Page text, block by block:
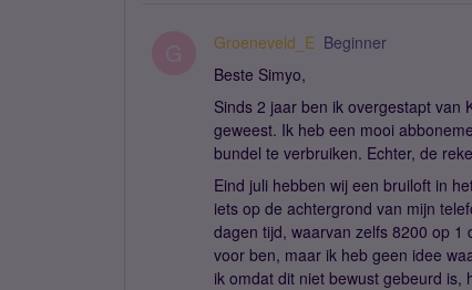
Groeneveld_E Beginner
Beste Simyo,
Sinds 2 jaar ben ik overgestapt van
geweest. Ik heb een mooi
bundel te verbruiken. Echter, de
Eind juli hebben wij een bruiloft in
iets op de achtergrond van mijn
dagen tijd, waarvan zelfs 8200 op
voor ben, maar ik heb geen idee
ik omdat dit niet bewust gebeurd